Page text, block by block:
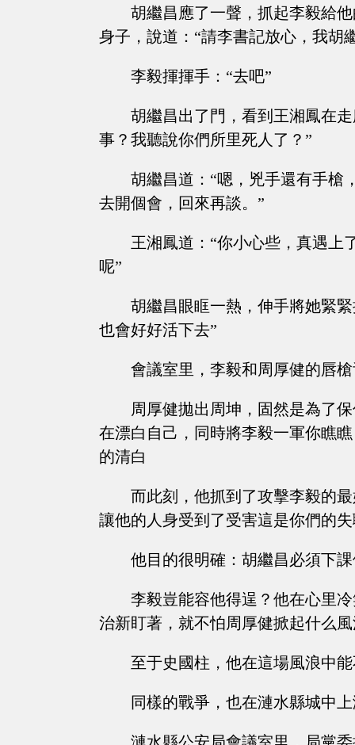
胡繼昌應了一聲，抓起李毅給
身子，說道：“請李書記放心，我胡
李毅揮揮手：“去吧”
胡繼昌出了門，看到王湘鳳在
事？我聽說你們所里死人了？”
胡繼昌道：“嗯，兇手還有手槍
去開個會，回來再談。”
王湘鳳道：“你小心些，真遇上
呢”
胡繼昌眼眶一熱，伸手將她緊
也會好好活下去”
會議室里，李毅和周厚健的唇
周厚健拋出周坤，固然是為了
在漂白自己，同時將李毅一軍你瞧
的清白
而此刻，他抓到了攻擊李毅的
讓他的人身受到了受害這是你們的
他目的很明確：胡繼昌必須下
李毅豈能容他得逞？他在心里
治新盯著，就不怕周厚健掀起什么
至于史國柱，他在這場風浪中
同樣的戰爭，也在漣水縣城中